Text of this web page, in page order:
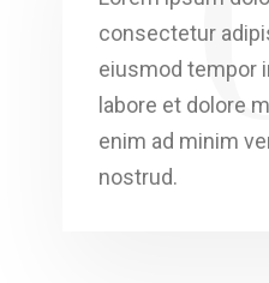
consectetur
eiusmod tempor
labore et dolore
enim ad minim
nostrud.